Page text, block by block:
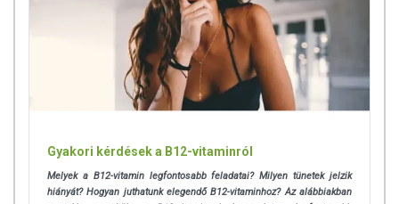
Gyakori kérdések a B12-vitaminról
Melyek a B12-vitamin legfontosabb feladatai? Milyen tünetek jelzik
hiányát? Hogyan juthatunk elegendő B12-vitaminhoz? Az alábbiakban